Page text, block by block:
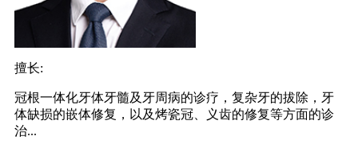
擅长:
冠根一体化牙体牙髓及牙周病的诊疗，复杂牙的拔除，牙
体缺损的嵌体修复，以及烤瓷冠、义齿的修复等方面的诊
治...